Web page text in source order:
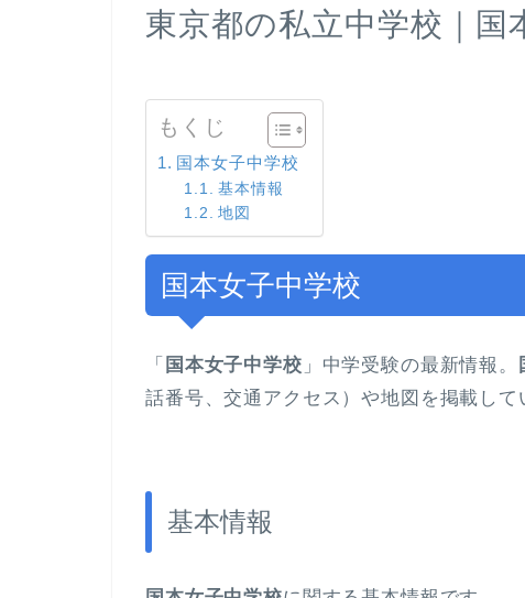
東京都の私立中学校｜国
もくじ
国本女子中学校
基本情報
地図
国本女子中学校
「 国本女子中学校 」中学受験の最新情報。
話番号、交通アクセス）や地図を掲載して
基本情報